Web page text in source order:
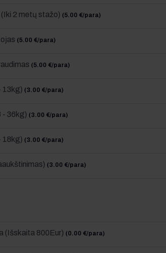
2 metų stažo) (5.00 €/para)
(5.00 €/para)
(5.00 €/para)
13kg) (3.00 €/para)
- 36kg) (3.00 €/para)
18kg) (3.00 €/para)
(3.00 €/para)
(Išskaita 800Eur) (0.00 €/para)